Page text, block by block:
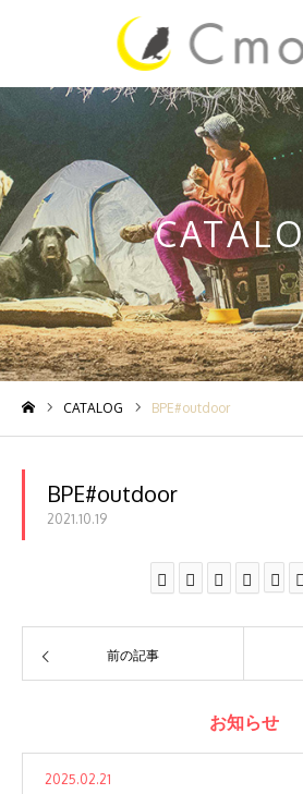
CATALOG BPE#outdoor
BPE#outdoor
2021.10.19
前の記事
お知らせ
2025.02.21